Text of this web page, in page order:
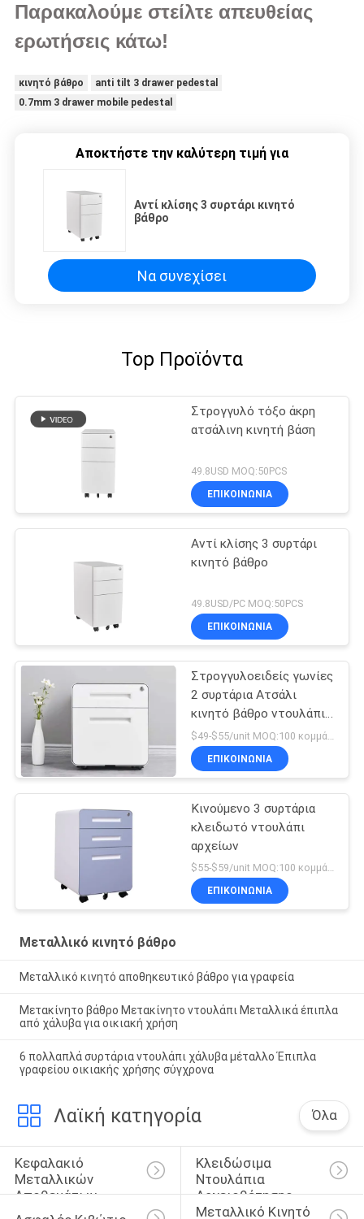
Παρακαλούμε στείλτε απευθείας
ερωτήσεις κάτω!
κινητό βάθρο
anti tilt 3 drawer pedestal
0.7mm 3 drawer mobile pedestal
Αποκτήστε την καλύτερη τιμή για
Αντί κλίσης 3 συρτάρι κινητό
βάθρο
Να συνεχίσει
Top Προϊόντα
Στρογγυλό τόξο άκρη
ατσάλινη κινητή βάση
49.8USD MOQ:50PCS
ΕΠΙΚΟΙΝΩΝΊΑ
Αντί κλίσης 3 συρτάρι
κινητό βάθρο
49.8USD/PC MOQ:50PCS
ΕΠΙΚΟΙΝΩΝΊΑ
Στρογγυλοειδείς γωνίες
2 συρτάρια Ατσάλι
κινητό βάθρο ντουλάπι
αρχείων
ΕΠΙΚΟΙΝΩΝΊΑ
Κινούμενο 3 συρτάρια
κλειδωτό ντουλάπι
αρχείων
$55-$59/unit MOQ:100 κομμάτια
ΕΠΙΚΟΙΝΩΝΊΑ
Μεταλλικό κινητό βάθρο
Μεταλλικό κινητό αποθηκευτικό βάθρο για γραφεία
Μετακίνητο βάθρο Μετακίνητο ντουλάπι Μεταλλικά έπιπλα
από χάλυβα για οικιακή χρήση
6 πολλαπλά συρτάρια ντουλάπι χάλυβα μέταλλο Έπιπλα
γραφείου οικιακής χρήσης σύγχρονα
Λαϊκή κατηγορία Όλα
Κεφαλακιό
Μεταλλικών
Αποθεμάτων
Κλειδώσιμα
Ντουλάπια
Αρχειοθέτησης
Μεταλλικό Κινητό